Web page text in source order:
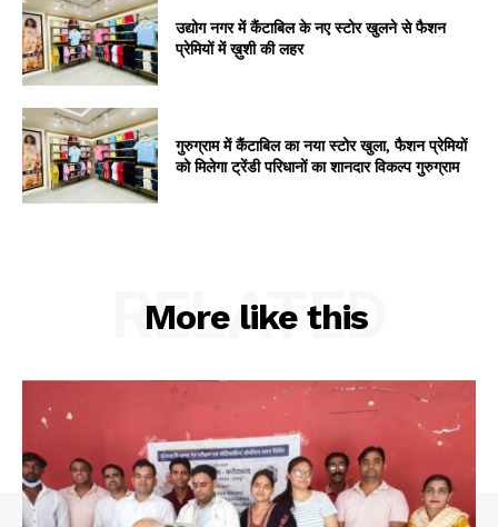
उद्योग नगर में कैंटाबिल के नए स्टोर खुलने से फैशन
प्रेमियों में ख़ुशी की लहर
गुरुग्राम में कैंटाबिल का नया स्टोर खुला, फैशन प्रेमियों
को मिलेगा ट्रेंडी परिधानों का शानदार विकल्प गुरुग्राम
More like this
RELATED